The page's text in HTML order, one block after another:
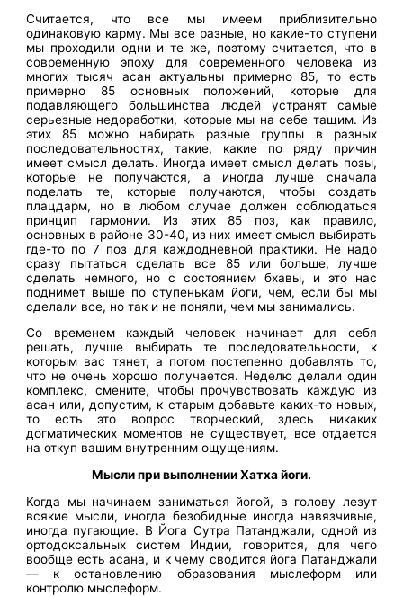
Считается, что все мы имеем приблизительно
одинаковую карму. Мы все разные, но какие-то ступени
мы проходили одни и те же, поэтому считается, что в
современную эпоху для современного человека из
многих тысяч асан актуальны примерно 85, то есть
примерно 85 основных положений, которые для
подавляющего большинства людей устранят самые
серьезные недоработки, которые мы на себе тащим. Из
этих 85 можно набирать разные группы в разных
последовательностях, такие, какие по ряду причин
имеет смысл делать. Иногда имеет смысл делать позы,
которые не получаются, а иногда лучше сначала
поделать те, которые получаются, чтобы создать
плацдарм, но в любом случае должен соблюдаться
принцип гармонии. Из этих 85 поз, как правило,
основных в районе 30-40, из них имеет смысл выбирать
где-то по 7 поз для каждодневной практики. Не надо
сразу пытаться сделать все 85 или больше, лучше
сделать немного, но с состоянием бхавы, и это нас
поднимет выше по ступенькам йоги, чем, если бы мы
сделали все, но так и не поняли, чем мы занимались.
Со временем каждый человек начинает для себя
решать, лучше выбирать те последовательности, к
которым вас тянет, а потом постепенно добавлять то,
что не очень хорошо получается. Неделю делали один
комплекс, смените, чтобы прочувствовать каждую из
асан или, допустим, к старым добавьте каких-то новых,
то есть это вопрос творческий, здесь никаких
догматических моментов не существует, все отдается
на откуп вашим внутренним ощущениям.
Мысли при выполнении Хатха йоги.
Когда мы начинаем заниматься йогой, в голову лезут
всякие мысли, иногда безобидные иногда навязчивые,
иногда пугающие. В Йога Сутра Патанджали, одной из
ортодоксальных систем Индии, говорится, для чего
вообще есть асана, и к чему сводится йога Патанджали
— к остановлению образования мыслеформ или
контролю мыслеформ.